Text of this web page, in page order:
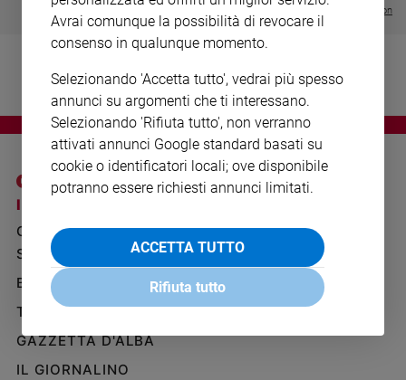
Ambiente
Volontariato
Aziende
Caso
della
Migranti
Diversità
e
inclusione
Cultura
Visualizza tutte le collection
I SITI SAN PAOLO
GRUPPO EDITORIALE
SAN PAOLO
BENESSERE
TELENOVA
GAZZETTA D'ALBA
IL GIORNALINO
PRIVACY POLICY
WHISTLEBLOWING
SOCIAL
Avrai comunque la possibilità di revocare il
consenso in qualunque momento.
Selezionando 'Accetta tutto', vedrai più spesso
annunci su argomenti che ti interessano.
Selezionando 'Rifiuta tutto', non verranno
attivati annunci Google standard basati su
cookie o identificatori locali; ove disponibile
potranno essere richiesti annunci limitati.
ACCETTA TUTTO
Rifiuta tutto